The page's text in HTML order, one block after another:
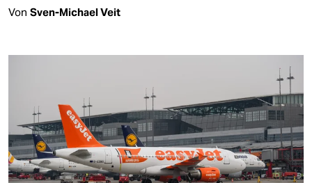
Von Sven-Michael Veit